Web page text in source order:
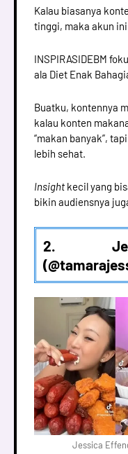
Kalau biasanya
tinggi, maka akun
INSPIRASIDEBM
ala Diet Enak
Buatku, kontennya
kalau konten
“makan banyak”,
lebih sehat.
Insight kecil yang
bikin audiensnya
2.
Jessica